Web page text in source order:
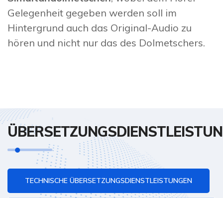
Gelegenheit gegeben werden soll im
Hintergrund auch das Original-Audio zu
hören und nicht nur das des Dolmetschers.
TECHNISCHE ÜBERSETZUNGSDIENSTLEISTUNGEN